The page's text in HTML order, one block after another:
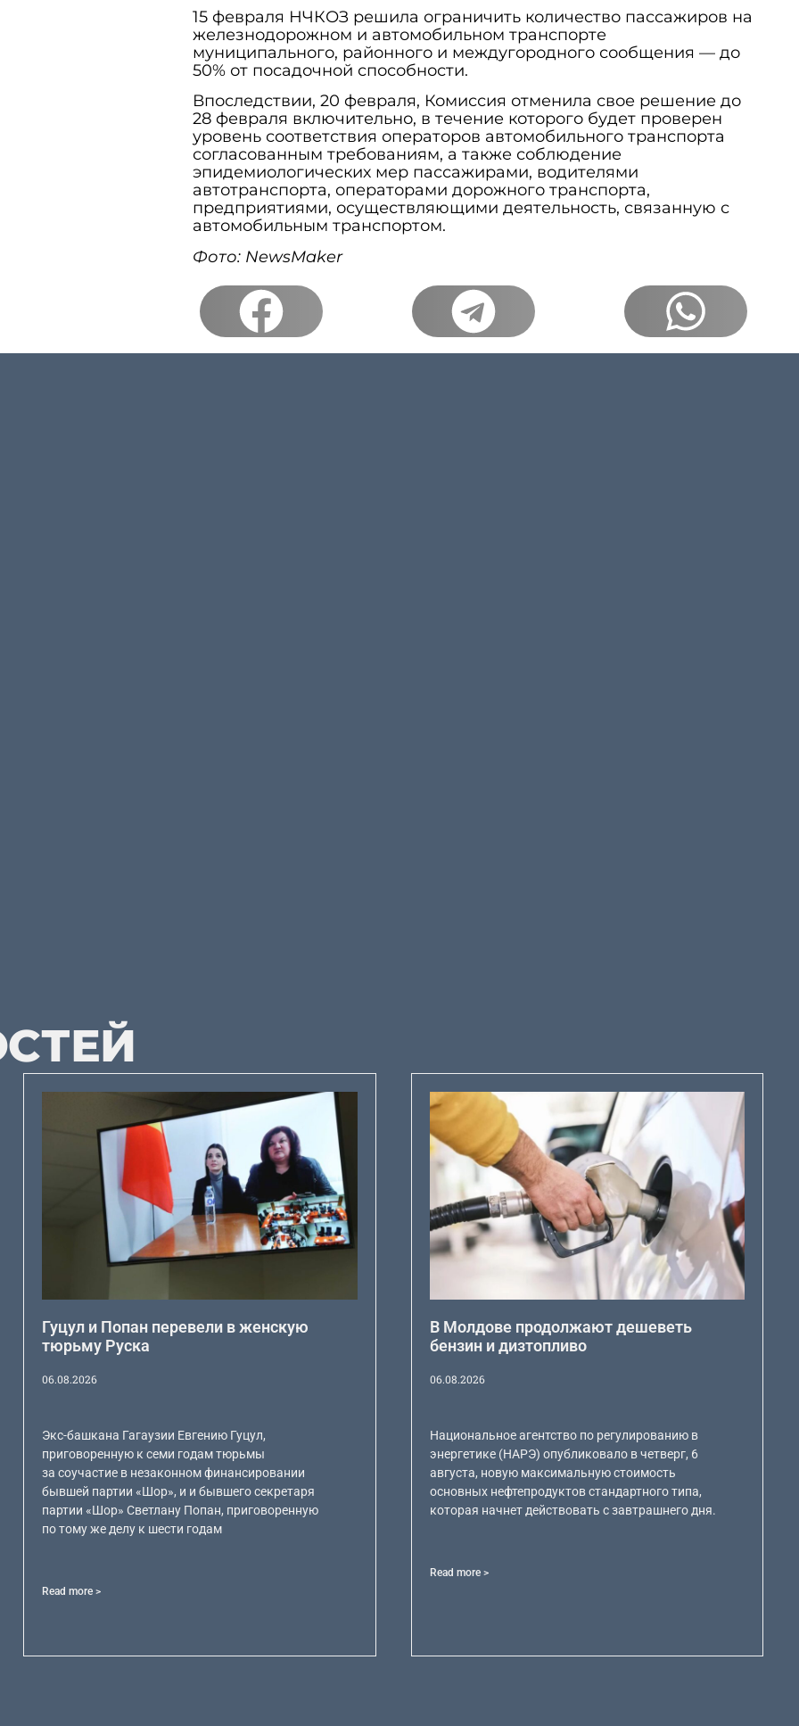
15 февраля НЧКОЗ решила ограничить количество пассажиров на
железнодорожном и автомобильном транспорте
муниципального, районного и междугородного сообщения — до
50% от посадочной способности.
Впоследствии, 20 февраля, Комиссия отменила свое решение до
28 февраля включительно, в течение которого будет проверен
уровень соответствия операторов автомобильного транспорта
согласованным требованиям, а также соблюдение
эпидемиологических мер пассажирами, водителями
автотранспорта, операторами дорожного транспорта,
предприятиями, осуществляющими деятельность, связанную с
автомобильным транспортом.
Фото: NewsMaker
Гуцул и Попан перевели в женскую
тюрьму Руска
06.08.2026
Экс-башкана Гагаузии Евгению Гуцул,
приговоренную к семи годам тюрьмы
за соучастие в незаконном финансировании
бывшей партии «Шор», и и бывшего секретаря
партии «Шор» Светлану Попан, приговоренную
по тому же делу к шести годам
Read more >
В Молдове продолжают дешеветь
бензин и дизтопливо
06.08.2026
Национальное агентство по регулированию в
энергетике (НАРЭ) опубликовало в четверг, 6
августа, новую максимальную стоимость
основных нефтепродуктов стандартного типа,
которая начнет действовать с завтрашнего дня.
Read more >